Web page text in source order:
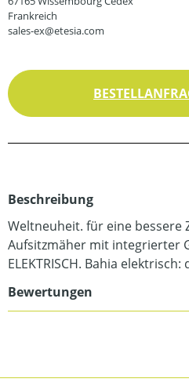
Frankreich
sales-ex@etesia.com
Beschreibung
Weltneuheit. für eine bessere
Aufsitzmäher mit integrierter
ELEKTRISCH. Bahia elektrisch:
Bewertungen